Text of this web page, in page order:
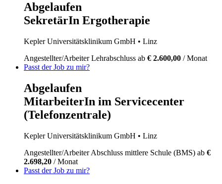
Abgelaufen
SekretärIn Ergotherapie
Kepler Universitätsklinikum GmbH • Linz
Angestellter/ArbeiterLehrabschluss ab € 2.600,00 / Monat
Passt der Job zu mir?
Abgelaufen
MitarbeiterIn im Servicecenter
(Telefonzentrale)
Kepler Universitätsklinikum GmbH • Linz
Angestellter/ArbeiterAbschluss mittlere Schule (BMS) ab €
2.698,20 / Monat
Passt der Job zu mir?